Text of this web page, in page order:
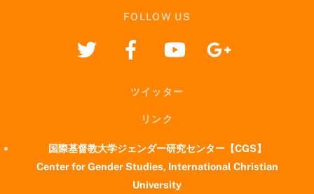
FOLLOW US
ツイッター
リンク
国際基督教大学ジェンダー研究センター【CGS】
Center for Gender Studies, International Christian
University